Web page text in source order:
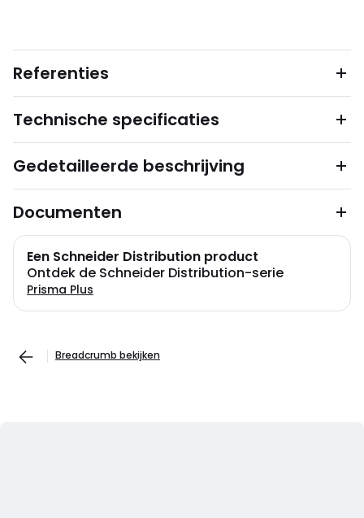
Referenties
Technische specificaties
Gedetailleerde beschrijving
Documenten
Een Schneider Distribution product
Ontdek de Schneider Distribution-serie
Prisma Plus
Breadcrumb bekijken